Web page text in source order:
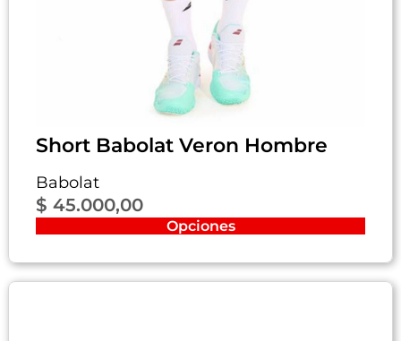
Short Babolat Veron Hombre
Babolat
$ 45.000,00
Opciones